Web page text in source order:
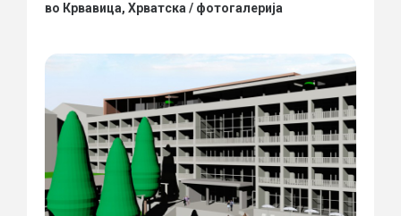
во Крвавица, Хрватска / фотогалерија